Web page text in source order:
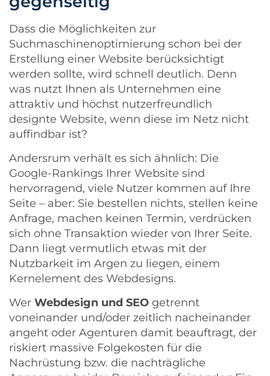
Dass die Möglichkeiten zur
Suchmaschinenoptimierung schon bei der
Erstellung einer Website berücksichtigt
werden sollte, wird schnell deutlich. Denn
was nutzt Ihnen als Unternehmen eine
attraktiv und höchst nutzerfreundlich
designte Website, wenn diese im Netz nicht
auffindbar ist?
Andersrum verhält es sich ähnlich: Die
Google-Rankings Ihrer Website sind
hervorragend, viele Nutzer kommen auf Ihre
Seite – aber: Sie bestellen nichts, stellen keine
Anfrage, machen keinen Termin, verdrücken
sich ohne Transaktion wieder von Ihrer Seite.
Dann liegt vermutlich etwas mit der
Nutzbarkeit im Argen zu liegen, einem
Kernelement des Webdesigns.
Wer Webdesign und SEO getrennt
voneinander und/oder zeitlich nacheinander
angeht oder Agenturen damit beauftragt, der
riskiert massive Folgekosten für die
Nachrüstung bzw. die nachträgliche